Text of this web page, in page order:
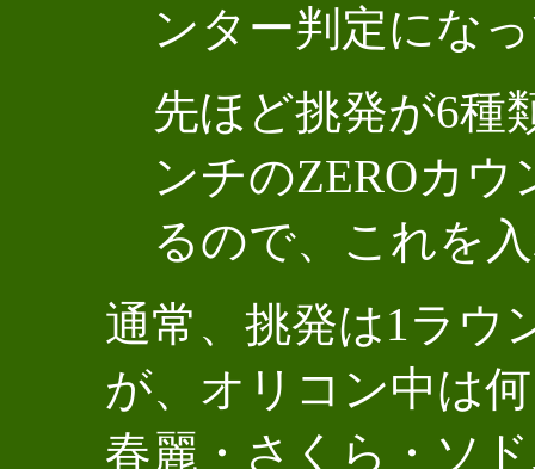
ンター判定にな
先ほど挑発が6種
ンチのZEROカ
るので、これを
通常、挑発は1ラウ
が、オリコン中は
春麗・さくら・ソ